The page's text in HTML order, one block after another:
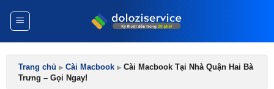
Trang chủ ▸ Cài Macbook ▸ Cài Macbook Tại Nhà Quận Hai Bà
Trưng – Gọi Ngay!